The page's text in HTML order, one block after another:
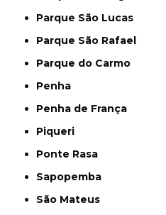
Parque São Lucas
Parque São Rafael
Parque do Carmo
Penha
Penha de França
Piqueri
Ponte Rasa
Sapopemba
São Mateus